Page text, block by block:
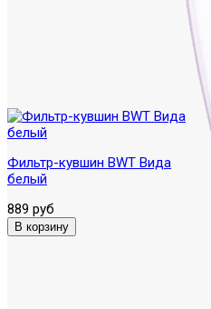
Фильтр-кувшин BWT Вида
белый
889 руб